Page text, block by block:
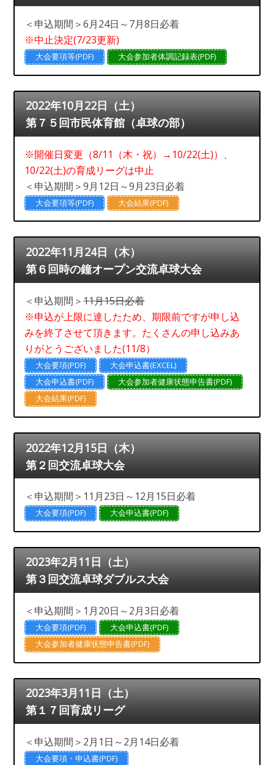
＜申込期間＞6月24日～7月8日必着
※中止決定(7/23更新)
大会要項等(PDF) 大会参加者体調記録表(PDF)
2022年10月22日（土）
第７５回市民体育館（卓球の部）
※開催日変更（8/11（木・祝）→10/22(土)）、
10/22(土)の育成リーグは中止
＜申込期間＞9月12日～9月23日必着
大会要項等(PDF) 大会結果(PDF)
2022年11月24日（木）
第６回時の鐘オープン交流卓球大会
＜申込期間＞11月15日必着
※申込が上限に達したため、期限前ですが申し込
みを終了させて頂きます。たくさんの申し込みあ
りがとうございました(11/8）
大会要項(PDF)
大会申込書(EXCEL)
大会申込書(PDF)
大会参加者健康状態申告書(PDF)
大会結果(PDF)
2022年12月15日（木）
第２回交流卓球大会
＜申込期間＞11月23日～12月15日必着
大会要項(PDF) 大会申込書(PDF)
2023年2月11日（土）
第３回交流卓球ダブルス大会
＜申込期間＞1月20日～2月3日必着
大会要項(PDF)
大会申込書(PDF)
大会参加者健康状態申告書(PDF)
2023年3月11日（土）
第１７回育成リーグ
＜申込期間＞2月1日～2月14日必着
大会要項・申込書(PDF)